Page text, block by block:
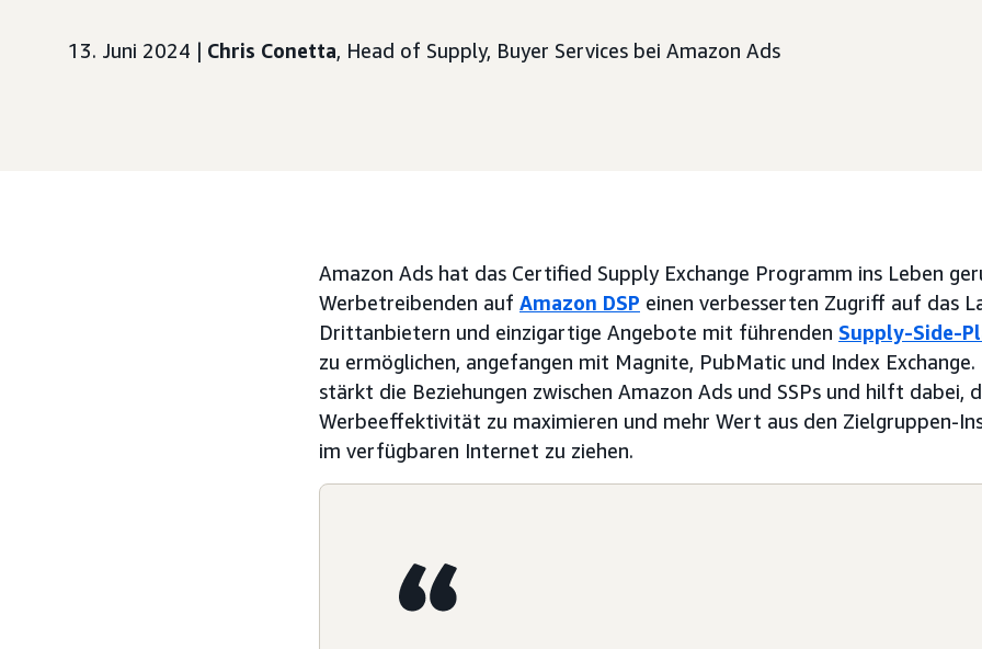
13. Juni 2024 | Chris Conetta, Head of Supply, Buyer Services bei Amazon Ads
Amazon Ads hat das Certified Supply Exchange Programm ins Leben
Werbetreibenden auf Amazon DSP einen verbesserten Zugriff auf das
Drittanbietern und einzigartige Angebote mit führenden Supply-Side-
zu ermöglichen, angefangen mit Magnite, PubMatic und Index Exchange.
stärkt die Beziehungen zwischen Amazon Ads und SSPs und hilft dabei,
Werbeeffektivität zu maximieren und mehr Wert aus den Zielgruppen-
im verfügbaren Internet zu ziehen.